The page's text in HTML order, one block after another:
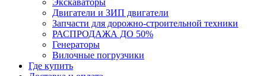
Экскаваторы
Двигатели и ЗИП двигатели
Запчасти для дорожно-строительной техники
РАСПРОДАЖА ДО 50%
Генераторы
Вилочные погрузчики
Где купить